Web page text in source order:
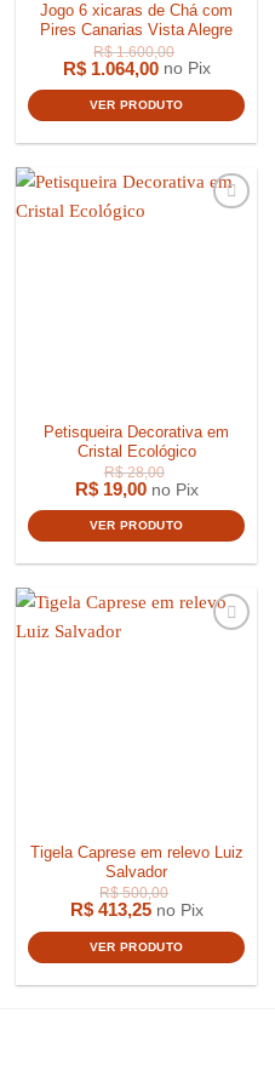
Jogo 6 xicaras de Chá com
Pires Canarias Vista Alegre
R$1.064,00 no Pix
VER PRODUTO
Petisqueira Decorativa em
Cristal Ecológico
R$19,00 no Pix
VER PRODUTO
Tigela Caprese em relevo Luiz
Salvador
R$413,25 no Pix
VER PRODUTO